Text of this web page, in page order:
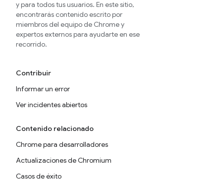
y para todos tus usuarios. En este sitio,
encontrarás contenido escrito por
miembros del equipo de Chrome y
expertos externos para ayudarte en ese
recorrido.
Contribuir
Informar un error
Ver incidentes abiertos
Contenido relacionado
Chrome para desarrolladores
Actualizaciones de Chromium
Casos de éxito